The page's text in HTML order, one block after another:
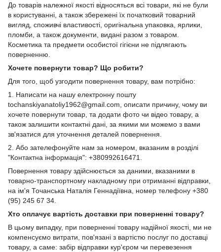
До товарів належної якості відносяться всі товари, які не були
в користуванні, а також збережені їх початковий товарний
вигляд, споживчі властивості, оригінальна упаковка, ярлики,
пломби, а також документи, видані разом з товаром.
Косметика та предмети особистої гігієни не підлягають
поверненню.
Хочете повернути товар? Що робити?
Для того, щоб узгодити повернення товару, вам потрібно:
1. Написати на нашу електронну пошту
tochanskiyanatoliy1962@gmail.com, описати причину, чому ви
хочете повернути товар, та додати фото чи відео товару, а
також залишити контактні дані, за якими ми можемо з вами
зв'язатися для уточнення деталей повернення.
2. Або зателефонуйте нам за номером, вказаним в розділі
"Контактна інформація": +380992616471.
Повернення товару здійснюється за даними, вказаними в
товарно-транспортному накладному при отриманні відправки,
на ім'я Точанська Наталія Геннадіївна, номер телефону +380
(95) 245 67 34.
Хто оплачує вартість доставки при поверненні товару?
В цьому випадку, при поверненні товару надійної якості, ми не
компенсуємо витрати, пов'язані з вартістю послуг по доставці
товару, а саме: забір відправки кур'єром чи перевезення